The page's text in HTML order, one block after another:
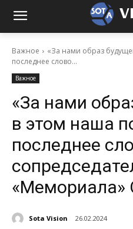
Важное
«За нами образ
последнее слово...
Важное
«За нами
в этом наша
последнее
«Мемориала»
Sota Vision 26.02.2024